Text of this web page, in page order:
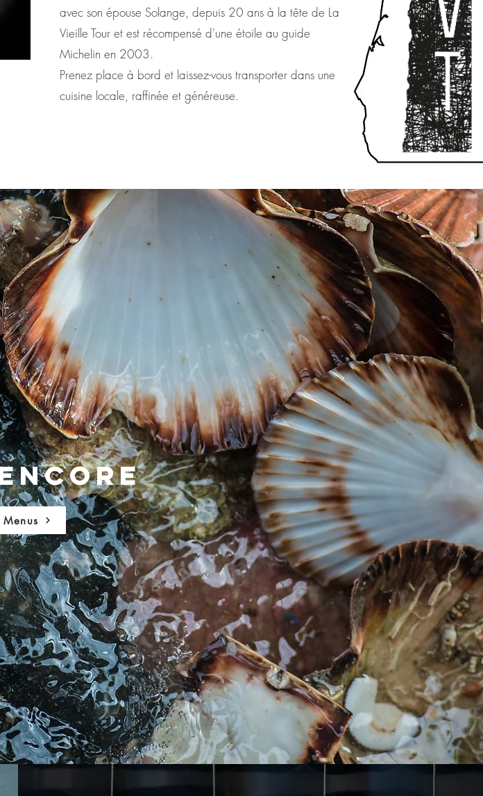
avec son épouse Solange, depuis 20 ans à la tête de La
Vieille Tour et est récompensé d'une étoile au guide
Michelin en 2003.
Prenez place à bord et laissez-vous transporter dans une
cuisine locale, raffinée et généreuse.
Menus